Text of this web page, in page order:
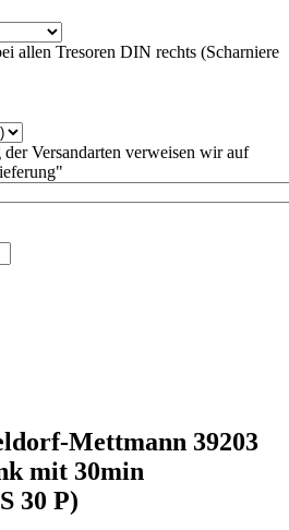
allen Tresoren DIN rechts (Scharniere
Versandarten verweisen wir auf
Mettmann 39203
mit 30min
30 P)